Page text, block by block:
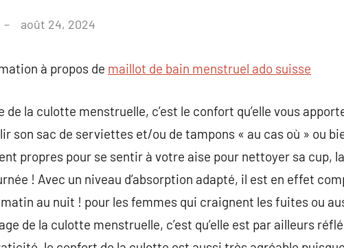
août 24, 2024
à propos de maillot de bain menstruel ado suisse
de la culotte menstruelle, c’est le confort qu’elle vous
son sac de serviettes et/ou de tampons « au cas où » ou
propres pour se sentir à votre aise pour nettoyer sa cup,
! Avec un niveau d’absorption adapté, il est en effet
au nuit ! pour les femmes qui craignent les fuites ou
de la culotte menstruelle, c’est qu’elle est par ailleurs